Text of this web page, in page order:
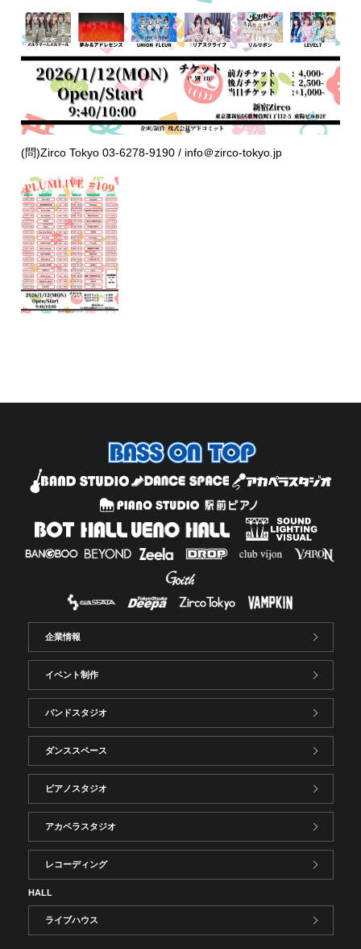
(問)Zirco Tokyo 03-6278-9190 / info＠zirco-tokyo.jp
企業情報
イベント制作
バンドスタジオ
ダンススペース
ピアノスタジオ
アカペラスタジオ
レコーディング
HALL
ライブハウス